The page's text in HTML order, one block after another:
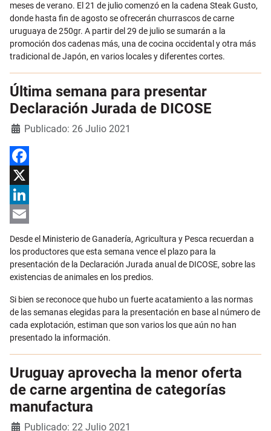
meses de verano. El 21 de julio comenzó en la cadena Steak Gusto,
donde hasta fin de agosto se ofrecerán churrascos de carne
uruguaya de 250gr. A partir del 29 de julio se sumarán a la
promoción dos cadenas más, una de cocina occidental y otra más
tradicional de Japón, en varios locales y diferentes cortes.
Última semana para presentar
Declaración Jurada de DICOSE
DetallesPublicado: 26 Julio 2021
Facebook
X
LinkedIn
Email
Desde el Ministerio de Ganadería, Agricultura y Pesca recuerdan a
los productores que esta semana vence el plazo para la
presentación de la Declaración Jurada anual de DICOSE, sobre las
existencias de animales en los predios.
Si bien se reconoce que hubo un fuerte acatamiento a las normas
de las semanas elegidas para la presentación en base al número de
cada explotación, estiman que son varios los que aún no han
presentado la información.
Uruguay aprovecha la menor oferta
de carne argentina de categorías
manufactura
DetallesPublicado: 22 Julio 2021